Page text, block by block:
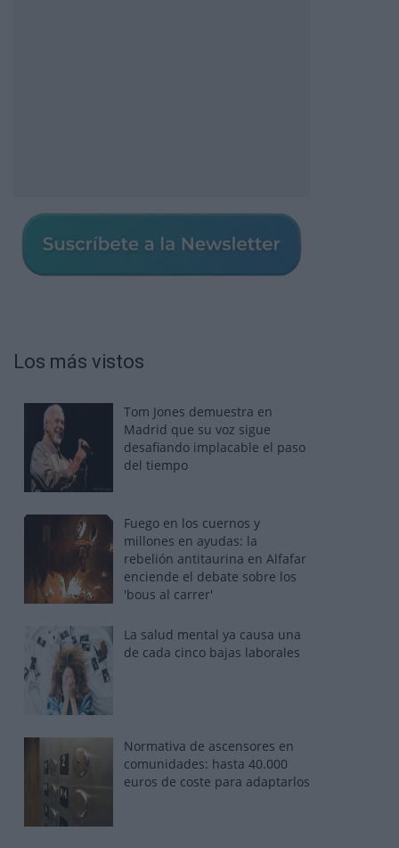
Los más vistos
Tom Jones demuestra en
Madrid que su voz sigue
desafiando implacable el paso
del tiempo
Fuego en los cuernos y
millones en ayudas: la
rebelión antitaurina en Alfafar
enciende el debate sobre los
'bous al carrer'
La salud mental ya causa una
de cada cinco bajas laborales
Normativa de ascensores en
comunidades: hasta 40.000
euros de coste para adaptarlos